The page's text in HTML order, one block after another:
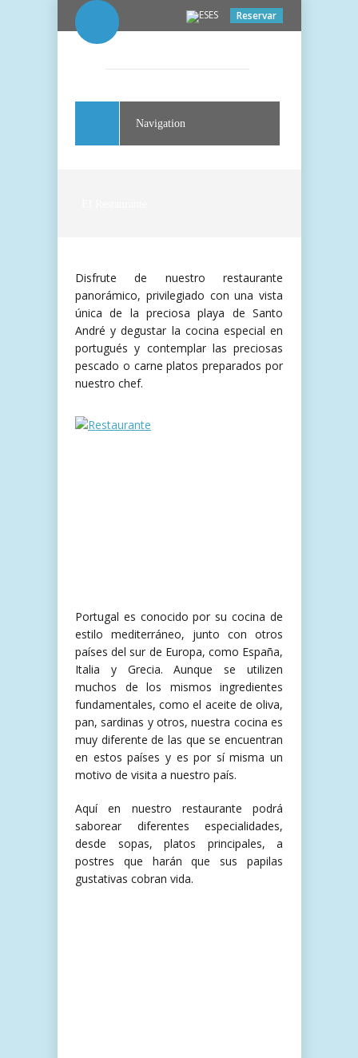
Reservar
ES
Navigation
Disfrute de nuestro restaurante
panorámico, privilegiado con una vista
única de la preciosa playa de Santo
André y degustar la cocina especial en
portugués y contemplar las preciosas
pescado o carne platos preparados por
nuestro chef.
Portugal es conocido por su cocina de
estilo mediterráneo, junto con otros
países del sur de Europa, como España,
Italia y Grecia. Aunque se utilizen
muchos de los mismos ingredientes
fundamentales, como el aceite de oliva,
pan, sardinas y otros, nuestra cocina es
muy diferente de las que se encuentran
en estos países y es por sí misma un
motivo de visita a nuestro país.
Aquí en nuestro restaurante podrá
saborear diferentes especialidades,
desde sopas, platos principales, a
postres que harán que sus papilas
gustativas cobran vida.